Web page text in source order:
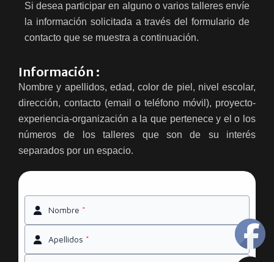
Si desea participar en alguno o varios talleres envíe
la información solicitada a través del formulario de
contacto que se muestra a continuación.
Información :
Nombre y apellidos, edad, color de piel, nivel escolar,
dirección, contacto (email o teléfono móvil), proyecto-
experiencia-organización a la que pertenece y el o los
números de los talleres que son de su interés
separados por un espacio.
Nombre *
Apellidos *